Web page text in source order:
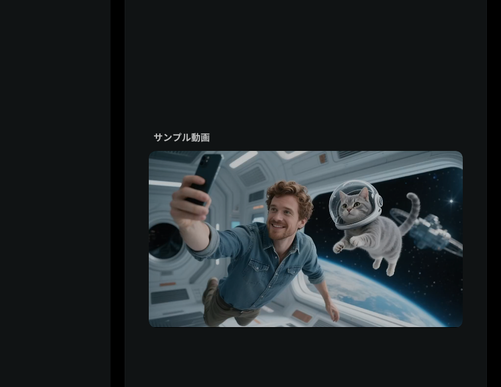
サンプル動画